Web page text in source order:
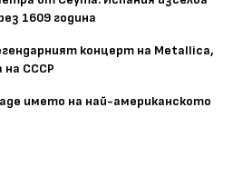
1609 година
концерт на Metallica,
на СССР
името на най-американското